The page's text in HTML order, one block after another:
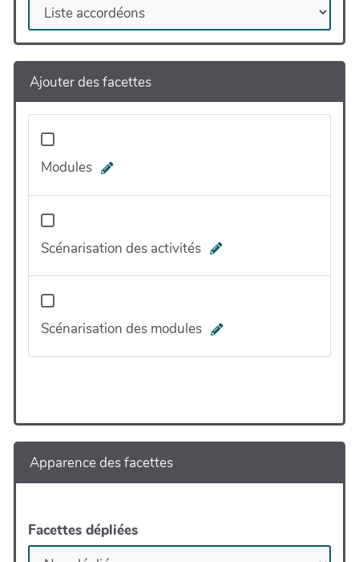
Ajouter des facettes
Modules
Scénarisation des activités
Scénarisation des modules
Apparence des facettes
Facettes dépliées